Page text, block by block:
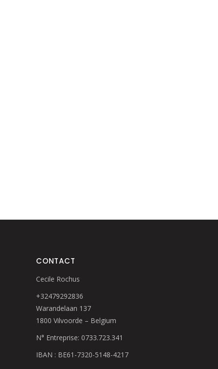
CONTACT
Cecile Rochus
+32479292836
Warandelaan 137
1800 Vilvoorde – Belgium
N° Entreprise: 0733.723.341
IBAN : BE61-7320-5148-4217